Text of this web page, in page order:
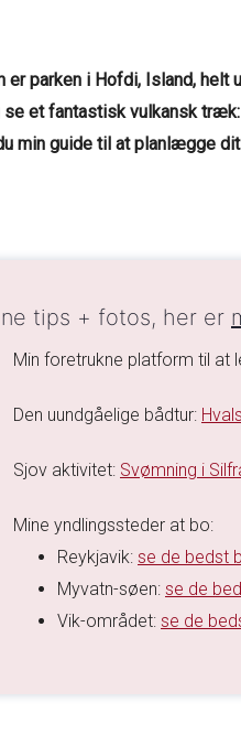
er parken i Hofdi, Island, helt
se et fantastisk vulkansk
min guide til at planlægge
tips + fotos, her er
Min foretrukne platform til at
Den uundgåelige bådtur:
Sjov aktivitet: Svømning i
Mine yndlingssteder at bo:
Reykjavik: se de bedst
Myvatn-søen: se de
Vik-området: se de